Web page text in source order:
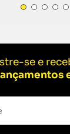
se e